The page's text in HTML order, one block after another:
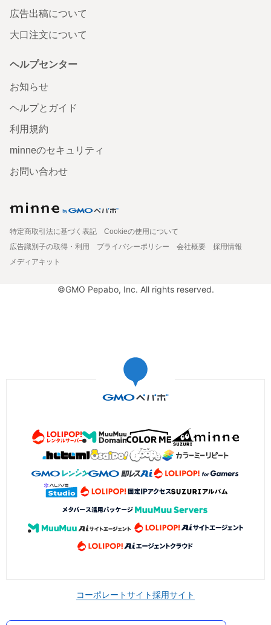
広告出稿について
大口注文について
ヘルプセンター
お知らせ
ヘルプとガイド
利用規約
minneのセキュリティ
お問い合わせ
特定商取引法に基づく表記
Cookieの使用について
広告識別子の取得・利用
プライバシーポリシー 会社概要
採用情報
メディアキット
©GMO Pepabo, Inc. All rights reserved.
コーポレートサイト採用サイト